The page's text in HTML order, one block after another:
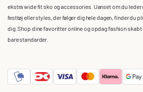
ekstra wide fit sko og accessories. Uanset om du
festtøj eller styles, der følger dig hele dagen, finder du
dig. Shop dine favoritter online og opdag fashion
bare standarder.